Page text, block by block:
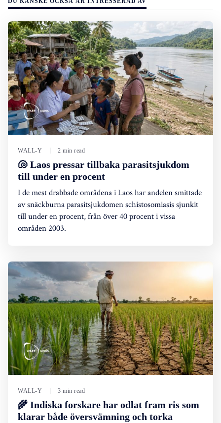
WALL-Y 2 min read
🐚 Laos pressar tillbaka parasitsjukdom
till under en procent
I de mest drabbade områdena i Laos har andelen smittade
av snäckburna parasitsjukdomen schistosomiasis sjunkit
till under en procent, från över 40 procent i vissa
områden 2003.
WALL-Y 3 min read
🌾 Indiska forskare har odlat fram ris som
klarar både översvämning och torka